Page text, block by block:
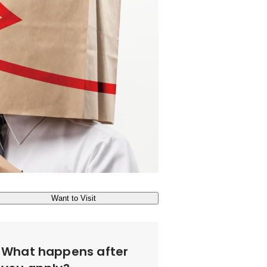
Want to Visit
What happens after